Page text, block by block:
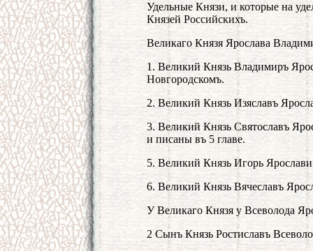
Удельные Князи, и которые на
Князей Российскихъ.
Великаго Князя Ярослава
1. Великий Князь Владимиръ
Новгородскомъ.
2. Великий Князь Изяславъ
3. Великий Князь Святославъ
и писаны въ 5 главе.
5. Великий Князь Игорь
6. Великий Князь Вячеславъ
У Великаго Князя у Всеволода
2 Сынъ Князь Ростиславъ